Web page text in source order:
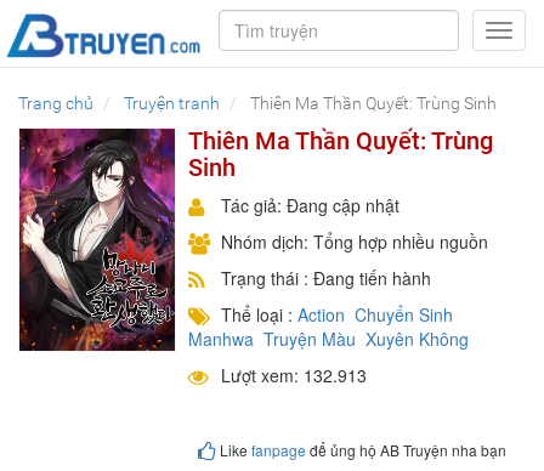
Trang chủ Truyện tranh Thiên Ma Thần Quyết: Trùng Sinh
Thiên Ma Thần Quyết: Trùng
Sinh
Tác giả: Đang cập nhật
Nhóm dịch: Tổng hợp nhiều nguồn
Trạng thái : Đang tiến hành
Thể loại : Action Chuyển Sinh
Manhwa Truyện Màu Xuyên Không
Lượt xem: 132.913
Like fanpage để ủng hộ AB Truyện nha bạn